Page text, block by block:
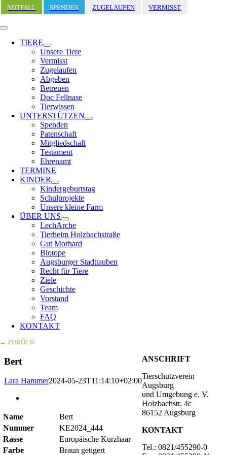
Zum
Inhalt
springen
NOTFALL SPENDEN ZUGELAUFEN VERMISST
Toggle
Navigation
TIERE
Unsere Tiere
Vermisst
Zugelaufen
Abgeben
Betreuen
Doc Fellnase
Tierwissen
UNTERSTÜTZEN
Spenden
Patenschaft
Mitgliedschaft
Testament
Ehrenamt
TERMINE
KINDER
Kindergeburtstag
Schulprojekte
Unsere kleine Farm
ÜBER UNS
LechArche
Tierheim Holzbachstraße
Gut Morhard
Biotope
Augsburger Stadttauben
Recht für Tiere
Ziele
Geschichte
Vorstand
Team
FAQ
KONTAKT
→ ZURÜCK
Bert
Lara Hammer2024-05-23T11:14:10+02:00
Name
Bert
Nummer
KE2024_444
Rasse
Europäische Kurzhaar
Farbe
Braun getigert
ANSCHRIFT
Tierschutzverein
Augsburg
und Umgebung e. V.
Holzbachstr. 4c
86152 Augsburg
KONTAKT
Tel.: 0821/455290-0